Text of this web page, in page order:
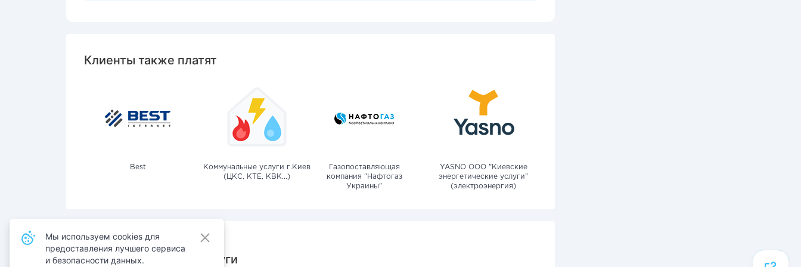
Клиенты также платят
Best
Коммунальные услуги г.Киев
(ЦКС, КТЕ, КВК...)
Газопоставляющая
компания "Нафтогаз
Украины"
YASNO OOO "Киевские
энергетические услуги"
(электроэнергия)
Также оплачивают услуги
Мы используем cookies для
предоставления лучшего сервиса
и безопасности данных.